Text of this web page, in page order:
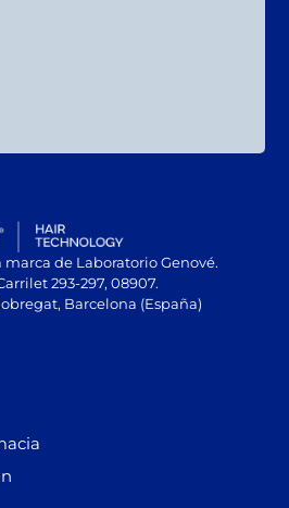
de Laboratorio Genové.
293-297, 08907.
Barcelona (España)